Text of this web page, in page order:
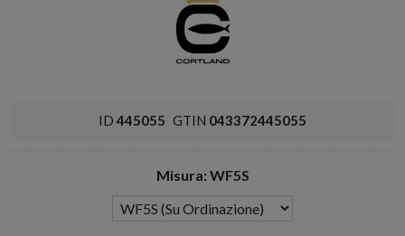
ID 445055 GTIN 043372445055
Misura: WF5S